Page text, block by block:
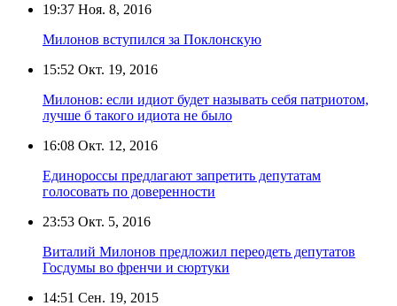
19:37 Ноя. 8, 2016
Милонов вступился за Поклонскую
15:52 Окт. 19, 2016
Милонов: если идиот будет называть себя патриотом,
лучше б такого идиота не было
16:08 Окт. 12, 2016
Единороссы предлагают запретить депутатам
голосовать по доверенности
23:53 Окт. 5, 2016
Виталий Милонов предложил переодеть депутатов
Госдумы во френчи и сюртуки
14:51 Сен. 19, 2015